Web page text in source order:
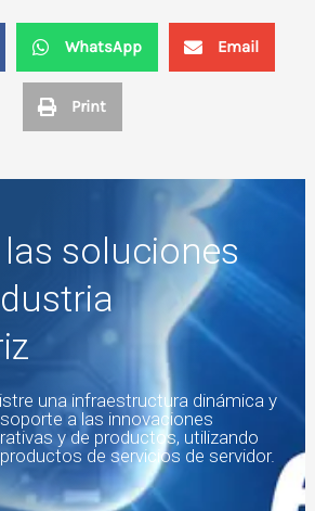
WhatsApp Email
Print
soluciones
una infraestructura dinámica y
a las innovaciones
y de productos, utilizando
de servicios de servidor.